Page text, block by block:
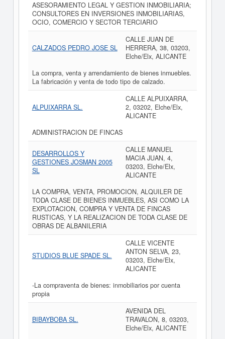
ASESORAMIENTO LEGAL Y GESTION INMOBILIARIA;
CONSULTORES EN INVERSIONES INMOBILIARIAS,
OCIO, COMERCIO Y SECTOR TERCIARIO
CALZADOS PEDRO JOSE SL
CALLE JUAN DE
HERRERA, 38, 03203,
Elche/Elx, ALICANTE
La compra, venta y arrendamiento de bienes inmuebles.
La fabricación y venta de todo tipo de calzado.
ALPUIXARRA SL.
CALLE ALPUIXARRA,
2, 03202, Elche/Elx,
ALICANTE
ADMINISTRACION DE FINCAS
DESARROLLOS Y
GESTIONES JOSMAN 2005
SL
CALLE MANUEL
MACIA JUAN, 4,
03203, Elche/Elx,
ALICANTE
LA COMPRA, VENTA, PROMOCION, ALQUILER DE
TODA CLASE DE BIENES INMUEBLES, ASI COMO LA
EXPLOTACION, COMPRA Y VENTA DE FINCAS
RUSTICAS, Y LA REALIZACION DE TODA CLASE DE
OBRAS DE ALBANILERIA
STUDIOS BLUE SPADE SL.
CALLE VICENTE
ANTON SELVA, 23,
03203, Elche/Elx,
ALICANTE
-La compraventa de bienes: inmobiliarios por cuenta
propia
BIBAYBOBA SL.
AVENIDA DEL
TRAVALON, 8, 03203,
Elche/Elx, ALICANTE